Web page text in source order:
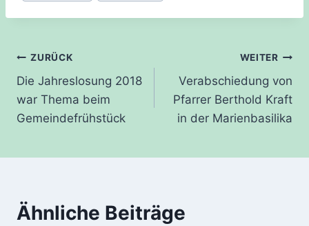
Beitragsnavigation
ZURÜCK
Die Jahreslosung 2018
war Thema beim
Gemeindefrühstück
WEITER
Verabschiedung von
Pfarrer Berthold Kraft
in der Marienbasilika
Ähnliche Beiträge